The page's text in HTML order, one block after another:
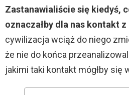
Zastanawialiście się kiedyś,
oznaczałby dla nas kontakt
cywilizacja wciąż do niego
że nie do końca
jakimi taki kontakt mógłby się